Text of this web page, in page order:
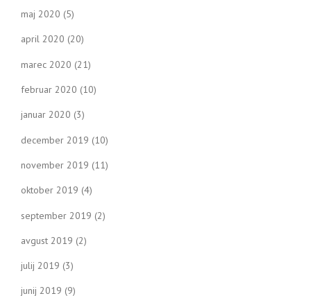
maj 2020 (5)
april 2020 (20)
marec 2020 (21)
februar 2020 (10)
januar 2020 (3)
december 2019 (10)
november 2019 (11)
oktober 2019 (4)
september 2019 (2)
avgust 2019 (2)
julij 2019 (3)
junij 2019 (9)